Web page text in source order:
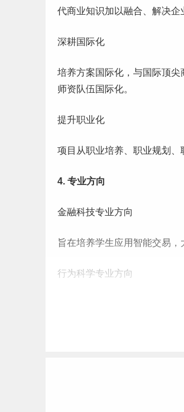
代商业知识加以融合、解决企
深耕国际化
培养方案国际化，与国际顶尖
师资队伍国际化。
提升职业化
项目从职业培养、职业规划、
4. 专业方向
金融科技专业方向
旨在培养学生应用智能交易
行为科学专业方向
旨在企业数智化转型的背景